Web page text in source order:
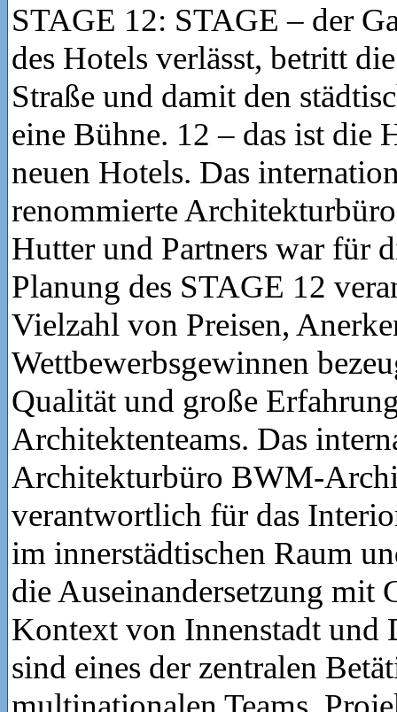
STAGE 12: STAGE – der
des Hotels verlässt, betritt
Straße und damit den
eine Bühne. 12 – das ist die
neuen Hotels. Das
renommierte
Hutter und Partners war für
Planung des STAGE 12
Vielzahl von Preisen,
Wettbewerbsgewinnen
Qualität und große
Architektenteams. Das
Architekturbüro BWM-
verantwortlich für das
im innerstädtischen Raum
die Auseinandersetzung mit
Kontext von Innenstadt und
sind eines der zentralen